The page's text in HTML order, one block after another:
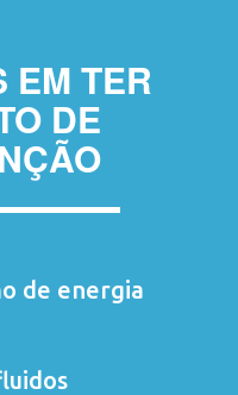
EM TER
DE
de energia